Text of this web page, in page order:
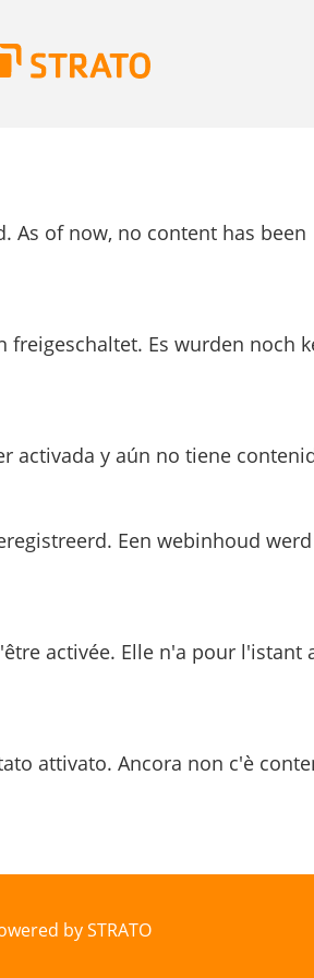
As of now, no content has been
freigeschaltet. Es wurden noch
activada y aún no tiene
Een webinhoud
activée. Elle n'a pour l'istant
attivato. Ancora non c'è
by STRATO